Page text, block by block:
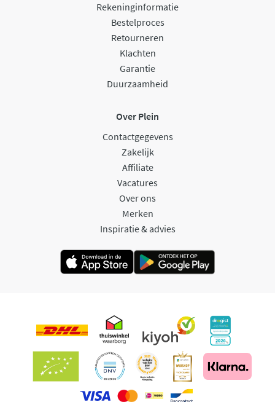
Rekeninginformatie
Bestelproces
Retourneren
Klachten
Garantie
Duurzaamheid
Over Plein
Contactgegevens
Zakelijk
Affiliate
Vacatures
Over ons
Merken
Inspiratie & advies